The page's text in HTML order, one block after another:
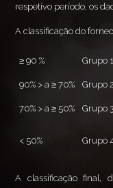
respetivo período, os
A classificação do
≥ 90 % Grupo 1
90% > a ≥ 70% Grupo 2
70% > a ≥ 50% Grupo 3
< 50% Grupo
A classificação final,